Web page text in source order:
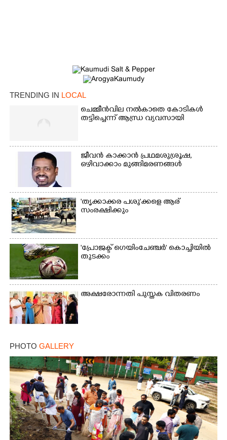
TRENDING IN LOCAL
ചെമ്മീൻവില നൽകാതെ കോടികൾ
തട്ടിച്ചെന്ന് ആന്ധ്ര വ്യവസായി
ജീവൻ കാക്കാൻ പ്രഥമശുശ്രൂഷ,
ഒഴിവാക്കാം മുങ്ങിമരണങ്ങൾ
'തൃക്കാക്കര പശു'ക്കളെ ആര്
സംരക്ഷിക്കും
'പ്രോജക്ട് ഗെയിംചേഞ്ചർ' കൊച്ചിയിൽ
തുടക്കം
അക്ഷരോന്നതി പുസ്തക വിതരണം
PHOTO GALLERY
Copy Link